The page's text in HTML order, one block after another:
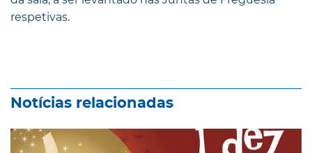
respetivas.
Notícias relacionadas